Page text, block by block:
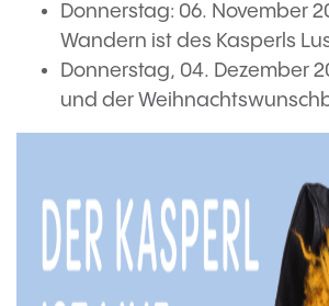
Donnerstag: 06. November
Wandern ist des Kasperls
Donnerstag, 04. Dezember
und der